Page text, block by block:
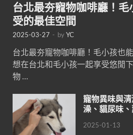
台北最夯寵物咖啡廳！
受的最佳空間
2025-03-27 - byYC
台北最夯寵物咖啡廳！毛小孩也
想在台北和毛小孩一起享受悠閒
物 …
寵物異味與
澡、貓尿味、
2025-01-13